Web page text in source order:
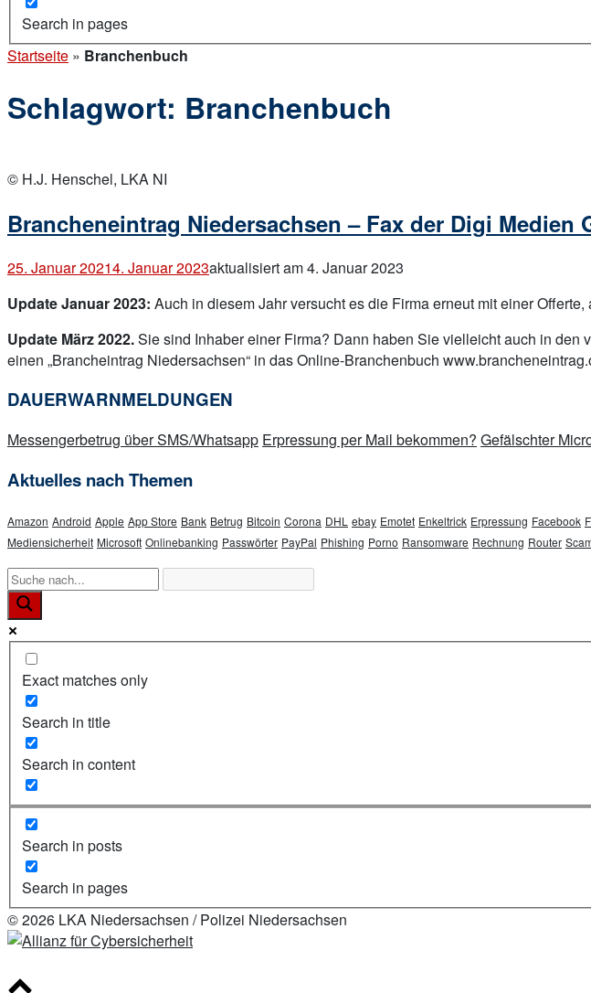
Search in pages
Startseite » Branchenbuch
Schlagwort: Branchenbuch
post
© H.J. Henschel, LKA NI
Brancheneintrag Niedersachsen – Fax der Digi Medien
25. Januar 20214. Januar 2023aktualisiert am 4. Januar 2023
Update Januar 2023: Auch in diesem Jahr versucht es die Firma erneut mit einer
Update März 2022.Sie sind Inhaber einer Firma? Dann haben Sie vielleicht auch in
einen „Brancheintrag Niedersachsen“ in das Online-Branchenbuch
DAUERWARNMELDUNGEN
Messengerbetrug über SMS/Whatsapp Erpressung per Mail bekommen? Gefälschter
Aktuelles nach Themen
Amazon Android Apple App Store Bank Betrug Bitcoin Corona DHL ebay Emotet Enkeltrick Erpressung Facebook
Mediensicherheit Microsoft Onlinebanking Passwörter PayPal Phishing Porno Ransomware Rechnung Router
Exact matches only
Search in title
Search in content
Search in posts
Search in pages
© 2026 LKA Niedersachsen / Polizei Niedersachsen
Scroll